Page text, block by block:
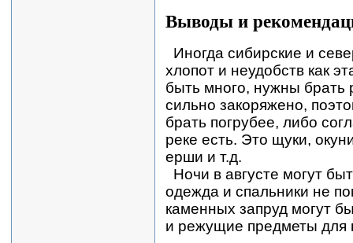
Выводы и
Иногда сибирские и
хлопот и неудобств как
быть много, нужны брать
сильно закоряжено,
брать погрубее, либо
реке есть. Это щуки,
ерши и т.д.
Ночи в августе могут
одежда и спальники не
каменных запруд могут
и режущие предметы для